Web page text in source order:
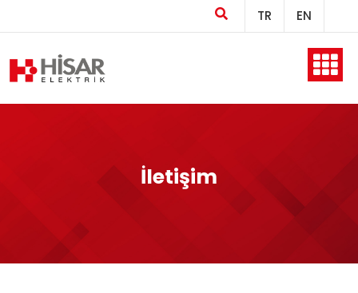
Ürünler
TR EN
İletişim